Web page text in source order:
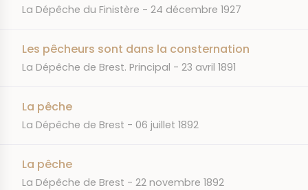
JOURNAL
La Dépêche du Finistère DATE
24 décembre 1927
Les pêcheurs sont dans la consternation
JOURNAL
La Dépêche de Brest. Principal DATE
23 avril 1891
La pêche
JOURNAL
La Dépêche de Brest DATE
06 juillet 1892
La pêche
JOURNAL
La Dépêche de Brest DATE
22 novembre 1892